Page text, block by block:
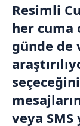
Resimli
her cuma
günde de
veya